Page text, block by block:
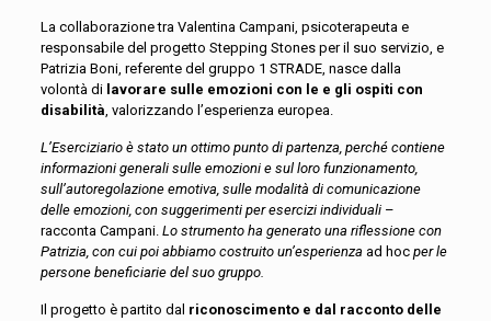
La collaborazione tra Valentina Campani, psicoterapeuta e
responsabile del progetto Stepping Stones per il suo servizio, e
Patrizia Boni, referente del gruppo 1 STRADE, nasce dalla
volontà di lavorare sulle emozioni con le e gli ospiti con
disabilità, valorizzando l’esperienza europea.
L’Eserciziario è stato un ottimo punto di partenza, perché contiene
informazioni generali sulle emozioni e sul loro funzionamento,
sull’autoregolazione emotiva, sulle modalità di comunicazione
delle emozioni, con suggerimenti per esercizi individuali–
racconta Campani. Lo strumento ha generato una riflessione con
Patrizia, con cui poi abbiamo costruito un’esperienza ad hocper le
persone beneficiarie del suo gruppo.
Il progetto è partito dal riconoscimento e dal racconto delle